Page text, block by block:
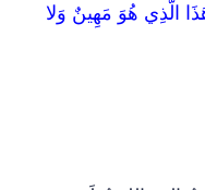
الَّذِي هُوَ مَهِينٌ وَلا